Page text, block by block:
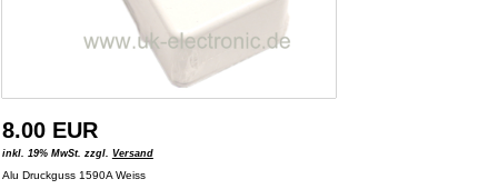
8.00 EUR
inkl. 19% MwSt. zzgl. Versand
Alu Druckguss 1590A Weiss